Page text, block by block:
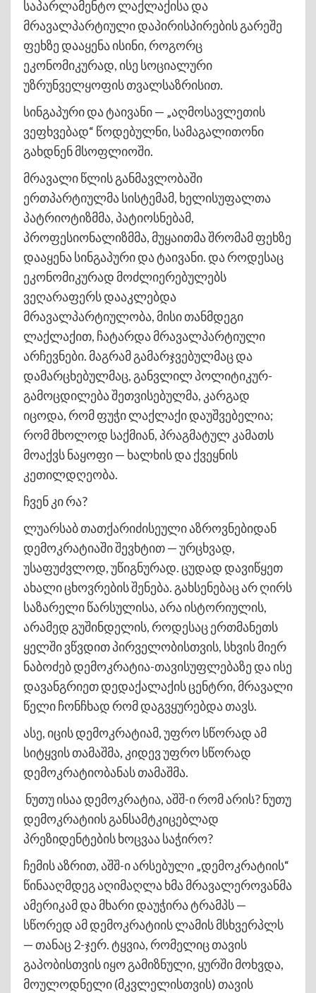
საპარლამენტო ლაქლაქისა და
მრავალპარტიული დაპირისპირების გარეშე
ფეხზე დააყენა ისინი, როგორც
ეკონომიკურად, ისე სოციალური
უზრუნველყოფის თვალსაზრისით.
სინგაპური და ტაივანი — „აღმოსავლეთის
ვეფხვებად“ წოდებულნი, სამაგალითონი
გახდნენ მსოფლიოში.
მრავალი წლის განმავლობაში
ერთპარტიულმა სისტემამ, ხელისუფალთა
პატრიოტიზმმა, პატიოსნებამ,
პროფესიონალიზმმა, მუყაითმა შრომამ ფეხზე
დააყენა სინგაპური და ტაივანი. და როდესაც
ეკონომიკურად მოძლიერებულებს
ვეღარაფერს დააკლებდა
მრავალპარტიულობა, მისი თანმდეგი
ლაქლაქით, ჩატარდა მრავალპარტიული
არჩევნები. მაგრამ გამარჯვებულმაც და
დამარცხებულმაც, განვლილ პოლიტიკურ-
გამოცდილება შეთვისებულმა, კარგად
იცოდა, რომ ფუჭი ლაქლაქი დაუშვებელია;
რომ მხოლოდ საქმიან, პრაგმატულ კამათს
მოაქვს ნაყოფი — ხალხის და ქვეყნის
კეთილდღეობა.
ჩვენ კი რა?
ლუარსაბ თათქარიძისეული აზროვნებიდან
დემოკრატიაში შევხტით — ურცხვად,
უსაფუძვლოდ, უწიგნურად. ცუდად დავიწყეთ
ახალი ცხოვრების შენება. გახსენებაც არ ღირს
საზარელი წარსულისა, არა ისტორიულის,
არამედ გუშინდელის, როდესაც ერთმანეთს
ყელში ვწვდით პირველობისთვის, სხვის მიერ
ნაბოძებ დემოკრატია-თავისუფლებაზე და ისე
დავანგრიეთ დედაქალაქის ცენტრი, მრავალი
წელი ჩონჩხად რომ დაგვყურებდა თავს.
ასე, იცის დემოკრატიამ, უფრო სწორად ამ
სიტყვის თამაშმა, კიდევ უფრო სწორად
დემოკრატიობანას თამაშმა.
ნუთუ ისაა დემოკრატია, აშშ-ი რომ არის? ნუთუ
დემოკრატიის განსამტკიცებლად
პრეზიდენტების ხოცვაა საჭირო?
ჩემის აზრით, აშშ-ი არსებული „დემოკრატიის“
წინააღმდეგ აღიმაღლა ხმა მრავალეროვანმა
ამერიკამ და მხარი დაუჭირა ტრამპს —
სწორედ ამ დემოკრატიის ლამის მსხვერპლს
— თანაც 2-ჯერ. ტყვია, რომელიც თავის
გაპობისთვის იყო გამიზნული, ყურში მოხვდა,
მოულოდნელი (მკვლელისთვის) თავის